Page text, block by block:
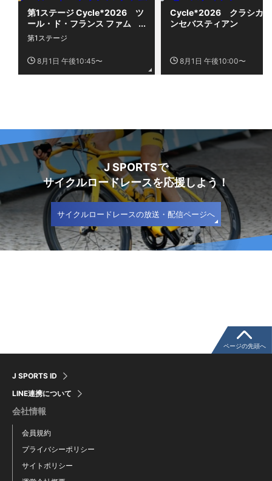
第1ステージ Cycle*2026 ツ
ール・ド・フランス ファム
8月1日 午後10:45〜
第1ステージ
Cycle*2026 クラシカ
ンセバスティアン
8月1日 午後10:00〜
J SPORTSで
サイクルロードレースを応援しよう！
サイクルロードレースの放送・配信ページへ
J SPORTS ID
LINE連携について
会社情報
会員規約
プライバシーポリシー
サイトポリシー
ページの先頭へ